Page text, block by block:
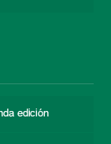
edición